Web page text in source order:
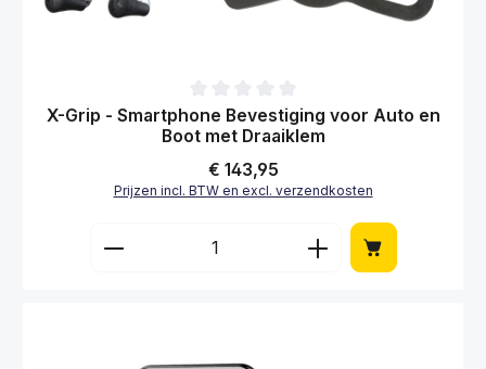
Gemiddelde waardering van 0 van 5 sterren
X-Grip - Smartphone Bevestiging voor Auto en
Boot met Draaiklem
Normale prijs:
€ 143,95
Prijzen incl. BTW en excl. verzendkosten
Producthoeveelheid: Voer de gewenste